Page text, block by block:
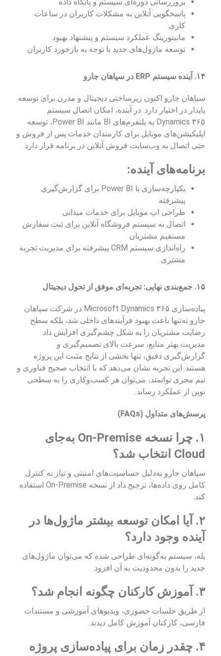
پاسخگویی آنلاین به مشکلات کاربران در ساعات
کاری
مانیتورینگ عملکرد سیستم و پیشنهاد بهبود
توسعه ماژول‌های جدید با توجه به بازخورد کاربران
۱۴. آینده سیستم ERP در سپاهان جارو
سپاهان جارو اکنون زیرساختی دیجیتال و مدرن برای توسعه
پایدار در اختیار دارد. در آینده، امکان اتصال سیستم
Dynamics ۳۶۵ به پلتفرم‌های BI مانند Power BI، توسعه
اپلیکیشن‌های موبایل برای کارمندان خدمات پس از فروش و
حتی اتصال به وب‌سایت فروش آنلاین در برنامه قرار دارد.
برنامه‌های آینده:
یکپارچه‌سازی با Power BI برای گزارش‌گیری
پیشرفته
طراحی اپ موبایل برای خدمات میدانی
اتصال به سیستم فروشگاه آنلاین برای ثبت سفارش
مستقیم مشتریان
راه‌اندازی سیستم CRM پیشرفته برای مدیریت تجربه
مشتری
۱۵. جمع‌بندی نهایی: تجربه‌ای موفق از تحول دیجیتال
پیاده‌سازی Microsoft Dynamics ۳۶۵ در شرکت سپاهان
جارو نه‌تنها باعث بهبود فرآیندهای داخلی شد، بلکه سطح
رضایت مشتریان را به شکل چشم‌گیری افزایش داد.
مدیریت بهتر منابع، سرعت بالای تصمیم‌گیری و
گزارش‌گیری دقیق، تنها بخشی از نتایج مثبت این پروژه
هستند. این تجربه نشان می‌دهد که با انتخاب صحیح فناوری و
تیم مجری توانمند، می‌توان هر کسب‌وکاری را به سطحی
نوین از عملکرد رساند.
پرسش‌های متداول (FAQs)
۱. چرا نسخه On-Premise به‌جای
Cloud انتخاب شد؟
سپاهان جارو به‌دلیل حساسیت‌های امنیتی و نیاز به کنترل
کامل روی داده‌ها، ترجیح داد از نسخه On-Premise استفاده
کند.
۲. آیا امکان توسعه بیشتر ماژول‌ها در
آینده وجود دارد؟
بله، سیستم به‌گونه‌ای طراحی شده که می‌توان ماژول‌های
جدید را بدون محدودیت به آن افزود.
۳. آموزش کارکنان چگونه انجام شد؟
از طریق جلسات حضوری، ویدیوهای آموزشی و مستندات
فارسی، کارکنان آموزش کامل دیدند.
۴. چقدر زمان برای پیاده‌سازی پروژه